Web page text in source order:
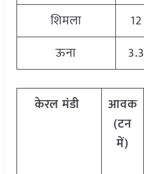
शिमला
12
ऊना
3.3
केरल मंडी
आवक
(टन
में)